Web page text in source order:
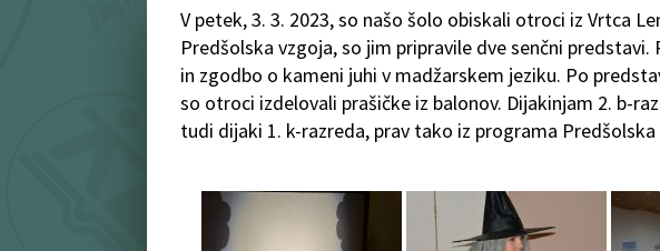
V petek, 3. 3. 2023, so našo šolo obiskali otroci iz Vrtca
Predšolska vzgoja, so jim pripravile dve senčni
in zgodbo o kameni juhi v madžarskem jeziku. Po
so otroci izdelovali prašičke iz balonov. Dijakinjam 2. b-
tudi dijaki 1. k-razreda, prav tako iz programa Predšolska